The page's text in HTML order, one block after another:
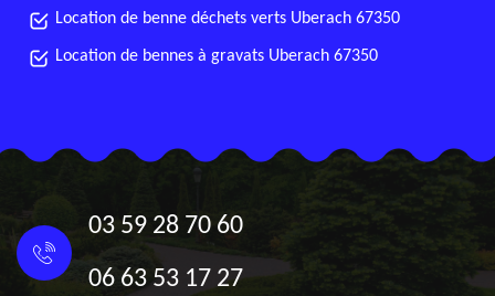
Location de benne déchets verts Uberach 67350
Location de bennes à gravats Uberach 67350
03 59 28 70 60
06 63 53 17 27